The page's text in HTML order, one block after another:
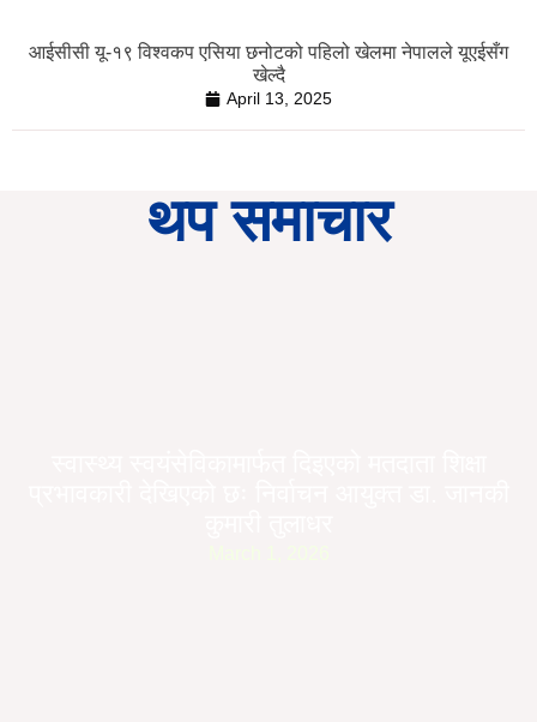
आईसीसी यू-१९ विश्वकप एसिया छनोटको पहिलो खेलमा नेपालले यूएईसँग
खेल्दै
April 13, 2025
थप समाचार